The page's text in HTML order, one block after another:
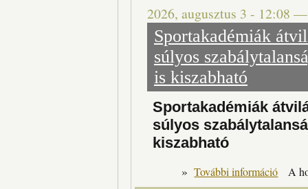
2026, augusztus 3 - 12:08
Sportakadémiák
súlyos
is kiszabható
Sportakadémiák
súlyos
kiszabható
» További információ A